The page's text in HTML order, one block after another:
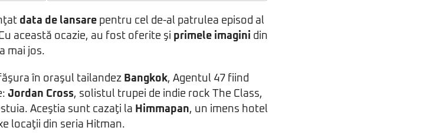
data de lansare pentru cel de-al patrulea episod al
această ocazie, au fost oferite şi primele imagini din
mai jos.
în oraşul tailandez Bangkok, Agentul 47 fiind
Jordan Cross, solistul trupei de indie rock The Class,
Aceştia sunt cazaţi la Himmapan, un imens hotel
locaţii din seria Hitman.